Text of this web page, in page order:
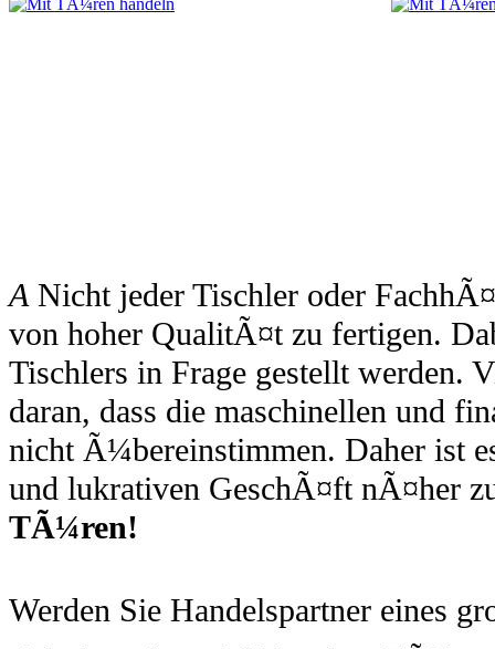
A Nicht jeder Tischler oder
von hoher QualitÃ¤t zu fertigen.
Tischlers in Frage gestellt werden.
daran, dass die maschinellen und
nicht Ã¼bereinstimmen. Daher ist
und lukrativen GeschÃ¤ft nÃ¤her
TÃ¼ren!
Werden Sie Handelspartner eines